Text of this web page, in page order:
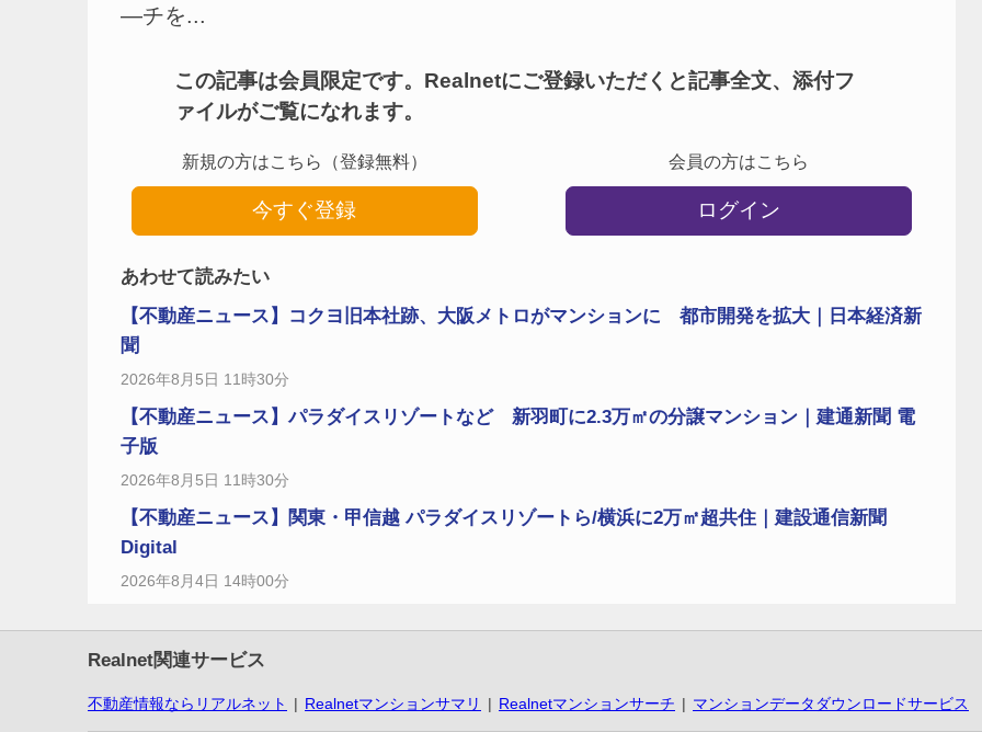
―チを...
この記事は会員限定です。Realnetにご登録いただくと記事全文、添付フ
ァイルがご覧になれます。
新規の方はこちら（登録無料）
今すぐ登録
会員の方はこちら
ログイン
あわせて読みたい
【不動産ニュース】コクヨ旧本社跡、大阪メトロがマンションに 都市開発を拡大｜日本経済新
聞
2026年8月5日 11時30分
【不動産ニュース】パラダイスリゾートなど 新羽町に2.3万㎡の分譲マンション｜建通新聞 電
子版
2026年8月5日 11時30分
【不動産ニュース】関東・甲信越 パラダイスリゾートら/横浜に2万㎡超共住｜建設通信新聞
Digital
2026年8月4日 14時00分
Realnet関連サービス
不動産情報ならリアルネット Realnetマンションサマリ Realnetマンションサーチ マンションデータダウンロードサービス